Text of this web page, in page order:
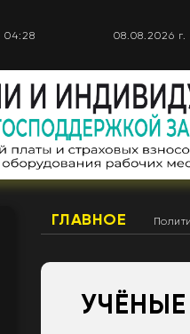
04:28 08.08.2026 г.
ГЛАВНОЕ